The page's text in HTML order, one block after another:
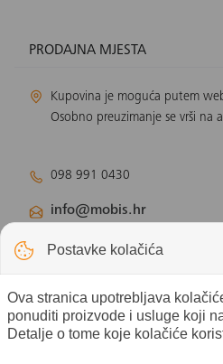
PRODAJNA MJESTA
Kupovina je moguća putem
Osobno preuzimanje se vrši na
098 991 0430
info@mobis.hr
Odjel klimatizacije:
Odjel solarnih panela:
Postavke kolačića
Ova stranica upotrebljava
ponuditi proizvode i usluge koji
Detalje o tome koje kolačiće